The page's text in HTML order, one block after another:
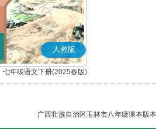
人教版
七年级语文下册(2025春版)
(部编版)
广西壮族自治区玉林市八年级课本版本